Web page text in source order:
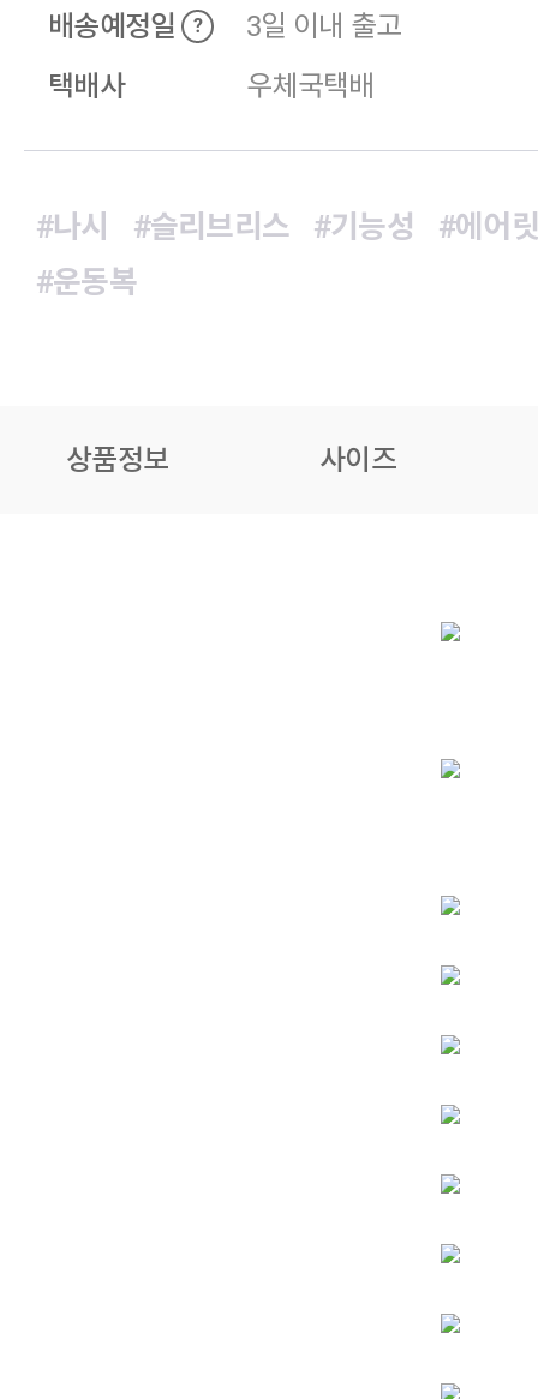
배송예정일 ?
3일 이내 출고
택배사
우체국택배
#나시 #슬리브리스 #기능성
#에어릿
#운동복
상품정보 사이즈